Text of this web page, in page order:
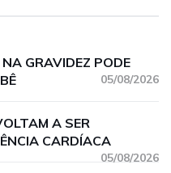
GRAVIDEZ PODE
05/08/2026
A SER
CARDÍACA
05/08/2026